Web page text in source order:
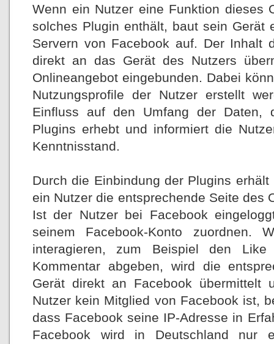
Wenn ein Nutzer eine Funktion dieses
solches Plugin enthält, baut sein Gerät
Servern von Facebook auf. Der Inhalt
direkt an das Gerät des Nutzers
Onlineangebot eingebunden. Dabei
Nutzungsprofile der Nutzer erstellt
Einfluss auf den Umfang der Daten,
Plugins erhebt und informiert die
Kenntnisstand.
Durch die Einbindung der Plugins
ein Nutzer die entsprechende Seite des
Ist der Nutzer bei Facebook
seinem Facebook-Konto zuordnen.
interagieren, zum Beispiel den
Kommentar abgeben, wird die
Gerät direkt an Facebook übermittelt
Nutzer kein Mitglied von Facebook ist,
dass Facebook seine IP-Adresse in
Facebook wird in Deutschland nur